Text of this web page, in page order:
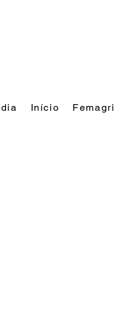
Início Femagri